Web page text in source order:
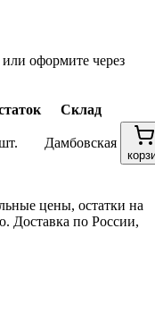
оформите через
Склад
Дамбовская
цены, остатки на
Доставка по России,